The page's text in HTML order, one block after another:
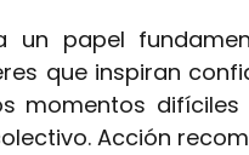
un papel
que inspiran
momentos
Acción